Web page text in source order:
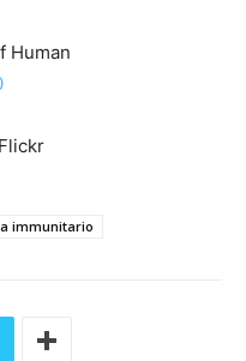
Human
immunitario